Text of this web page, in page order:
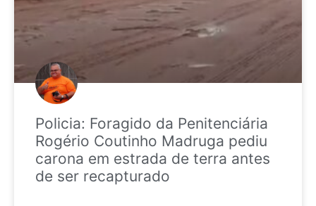
Policia: Foragido da Penitenciária
Rogério Coutinho Madruga pediu
carona em estrada de terra antes
de ser recapturado